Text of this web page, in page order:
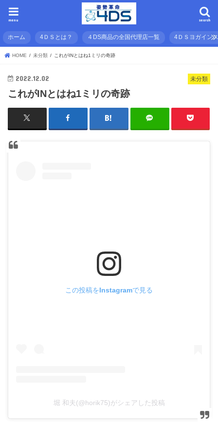
search
menu
ホーム 4ＤＳとは？ ４DS商品の全国代理店一覧 4ＤＳヨガイン
HOME 未分類 これがINとはね1ミリの奇跡
未分類
2022.12.02
これがINとはね1ミリの奇跡
この投稿をInstagramで見る
堀 和夫(@horik75)がシェアした投稿